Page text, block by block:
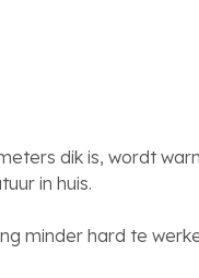
dik is, wordt
in huis.
minder hard te